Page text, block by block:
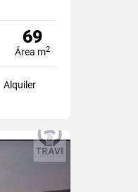
69
Área m2
Alquiler